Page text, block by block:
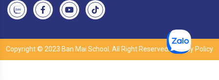
Copyright © 2023 Ban Mai School. All Right Reserved. Privacy Policy